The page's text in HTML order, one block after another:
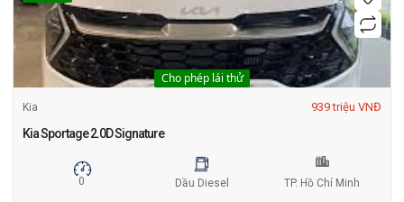
Cho phép lái thử
Kia 939 triệu VNĐ
Kia Sportage 2.0D Signature
0 Dầu Diesel TP. Hồ Chí Minh